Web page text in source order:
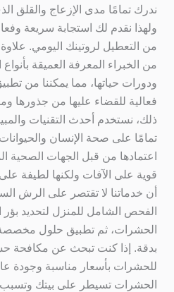
ندرك تمامًا مدى الإزعاج والقلق
ولهذا نقدم لك استجابة سريعة
من التعطيل لروتينك اليومي.
من الخبراء المعرفة العميقة
ودورات حياتها، مما يمكننا من
فعالية للقضاء عليها من جذورها
ذلك، نستخدم أحدث التقنيات
تمامًا على صحة الإنسان والحيوانات
اعتمادها من قبل الجهات الصحية
قوية على الآفات ولكنها لطيفة
أن خدماتنا لا تقتصر على الرش
الفحص الشامل للمنزل لتحديد بؤر
الحشرات، ثم تطبيق حلول
بدقة. إذا كنت تبحث عن مكافحة
للحشرات بأسعار مناسبة وجودة
الحشرات تسيطر على بيتك وتسبب